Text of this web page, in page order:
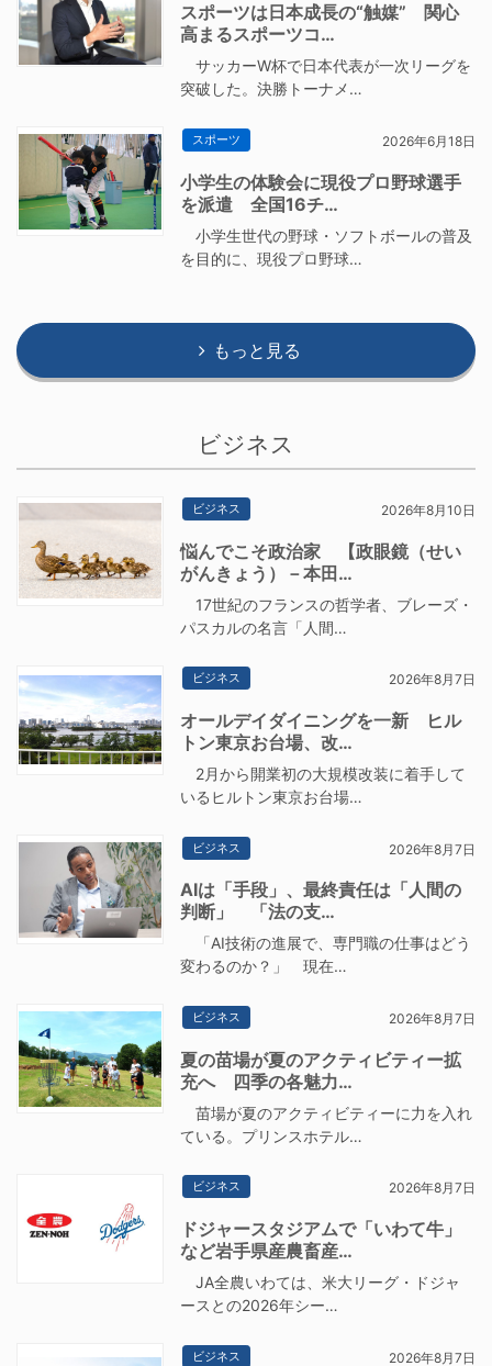
スポーツは日本成長の“触媒” 関心
高まるスポーツコ…
サッカーW杯で日本代表が一次リーグを
突破した。決勝トーナメ…
スポーツ 2026年6月18日
小学生の体験会に現役プロ野球選手
を派遣 全国16チ…
小学生世代の野球・ソフトボールの普及
を目的に、現役プロ野球…
もっと見る
ビジネス
ビジネス 2026年8月10日
悩んでこそ政治家 【政眼鏡（せい
がんきょう）－本田…
17世紀のフランスの哲学者、ブレーズ・
パスカルの名言「人間…
ビジネス 2026年8月7日
オールデイダイニングを一新 ヒル
トン東京お台場、改…
2月から開業初の大規模改装に着手して
いるヒルトン東京お台場…
ビジネス 2026年8月7日
AIは「手段」、最終責任は「人間の
判断」 「法の支…
「AI技術の進展で、専門職の仕事はどう
変わるのか？」 現在…
ビジネス 2026年8月7日
夏の苗場が夏のアクティビティー拡
充へ 四季の各魅力…
苗場が夏のアクティビティーに力を入れ
ている。プリンスホテル…
ビジネス 2026年8月7日
ドジャースタジアムで「いわて牛」
など岩手県産農畜産…
JA全農いわては、米大リーグ・ドジャ
ースとの2026年シー…
ビジネス 2026年8月7日